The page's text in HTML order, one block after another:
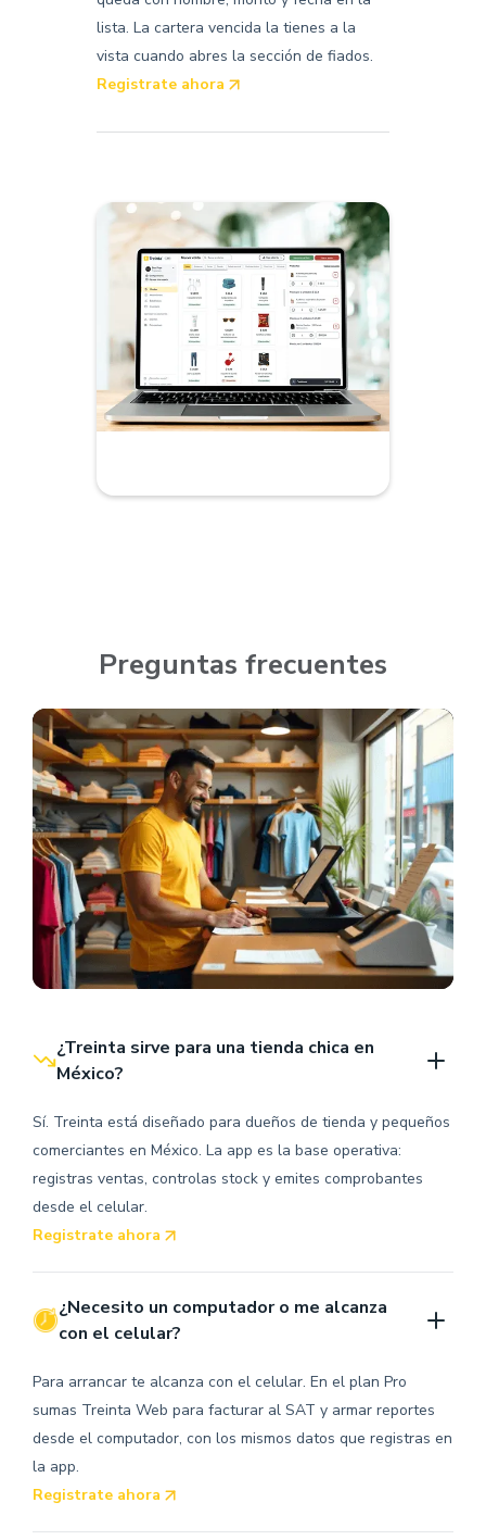
lista. La cartera vencida la tienes a la
vista cuando abres la sección de fiados.
Registrate ahora
Preguntas frecuentes
¿Treinta sirve para una tienda chica en
México?
Sí. Treinta está diseñado para dueños de tienda y pequeños
comerciantes en México. La app es la base operativa:
registras ventas, controlas stock y emites comprobantes
desde el celular.
Registrate ahora
¿Necesito un computador o me alcanza
con el celular?
Para arrancar te alcanza con el celular. En el plan Pro
sumas Treinta Web para facturar al SAT y armar reportes
desde el computador, con los mismos datos que registras en
la app.
Registrate ahora